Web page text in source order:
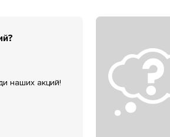
наших акций!